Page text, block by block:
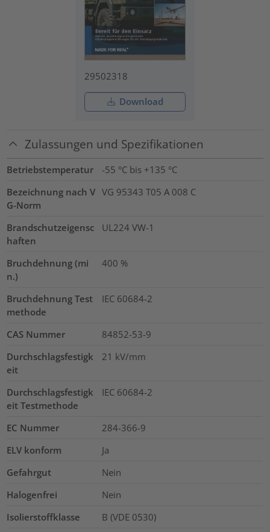
29502318
Download
Zulassungen und Spezifikationen
Betriebstemperatur
-55 °C bis +135 °C
Bezeichnung nach V
G-Norm
VG 95343 T05 A 008 C
Brandschutzeigensc
haften
UL224 VW-1
Bruchdehnung (mi
n.)
400 %
Bruchdehnung Test
methode
IEC 60684-2
CAS Nummer
84852-53-9
Durchschlagsfestigk
eit
21 kV/mm
Durchschlagsfestigk
eit Testmethode
IEC 60684-2
EC Nummer
284-366-9
ELV konform
Ja
Gefahrgut
Nein
Halogenfrei
Nein
Isolierstoffklasse
B (VDE 0530)